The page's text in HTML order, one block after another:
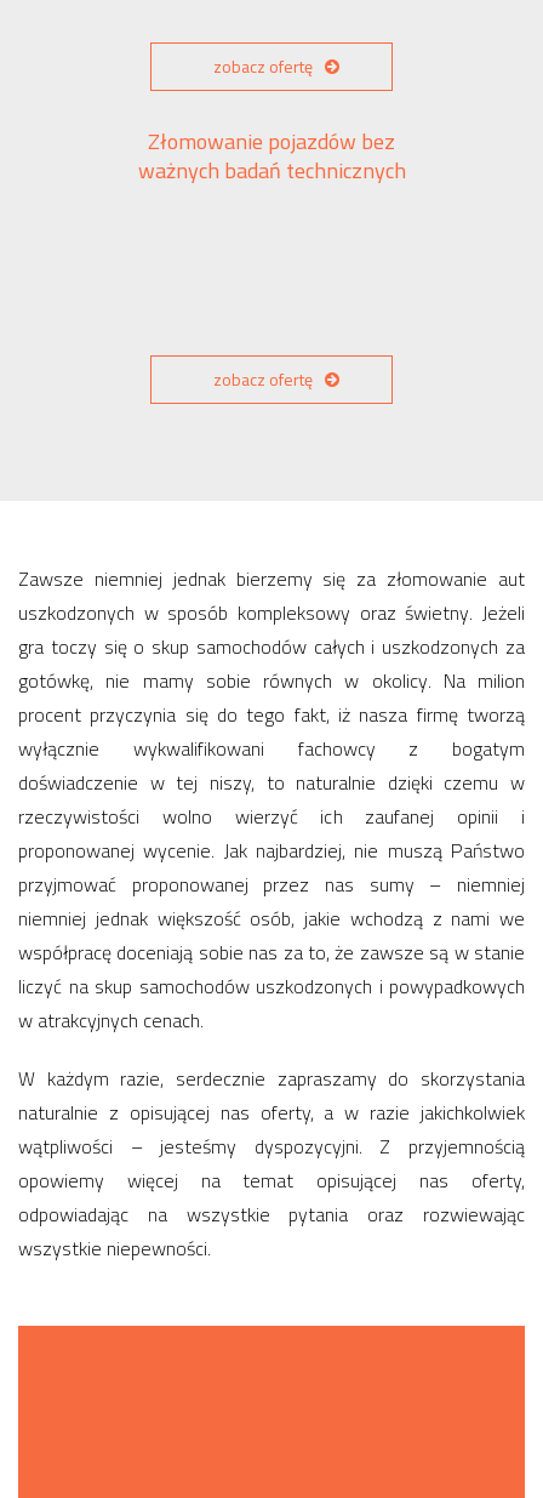
zobacz ofertę
Złomowanie pojazdów bez
ważnych badań technicznych
zobacz ofertę
Zawsze niemniej jednak bierzemy się za złomowanie aut
uszkodzonych w sposób kompleksowy oraz świetny. Jeżeli
gra toczy się o skup samochodów całych i uszkodzonych za
gotówkę, nie mamy sobie równych w okolicy. Na milion
procent przyczynia się do tego fakt, iż nasza firmę tworzą
wyłącznie wykwalifikowani fachowcy z bogatym
doświadczenie w tej niszy, to naturalnie dzięki czemu w
rzeczywistości wolno wierzyć ich zaufanej opinii i
proponowanej wycenie. Jak najbardziej, nie muszą Państwo
przyjmować proponowanej przez nas sumy – niemniej
niemniej jednak większość osób, jakie wchodzą z nami we
współpracę doceniają sobie nas za to, że zawsze są w stanie
liczyć na skup samochodów uszkodzonych i powypadkowych
w atrakcyjnych cenach.
W każdym razie, serdecznie zapraszamy do skorzystania
naturalnie z opisującej nas oferty, a w razie jakichkolwiek
wątpliwości – jesteśmy dyspozycyjni. Z przyjemnością
opowiemy więcej na temat opisującej nas oferty,
odpowiadając na wszystkie pytania oraz rozwiewając
wszystkie niepewności.